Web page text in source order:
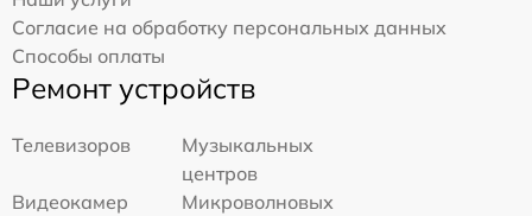
Согласие на обработку персональных данных
Способы оплаты
Ремонт устройств
Телевизоров
Музыкальных
центров
Видеокамер
Микроволновых